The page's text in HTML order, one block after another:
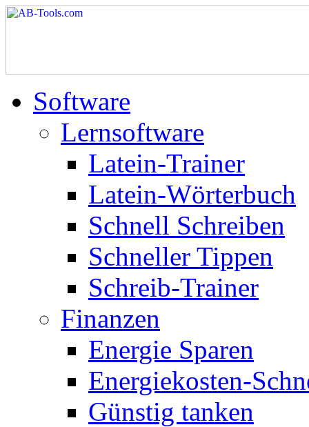
Software
Lernsoftware
Latein-Trainer
Latein-Wörterbuch
Schnell Schreiben
Schneller Tippen
Schreib-Trainer
Finanzen
Energie Sparen
Energiekosten-
Günstig tanken